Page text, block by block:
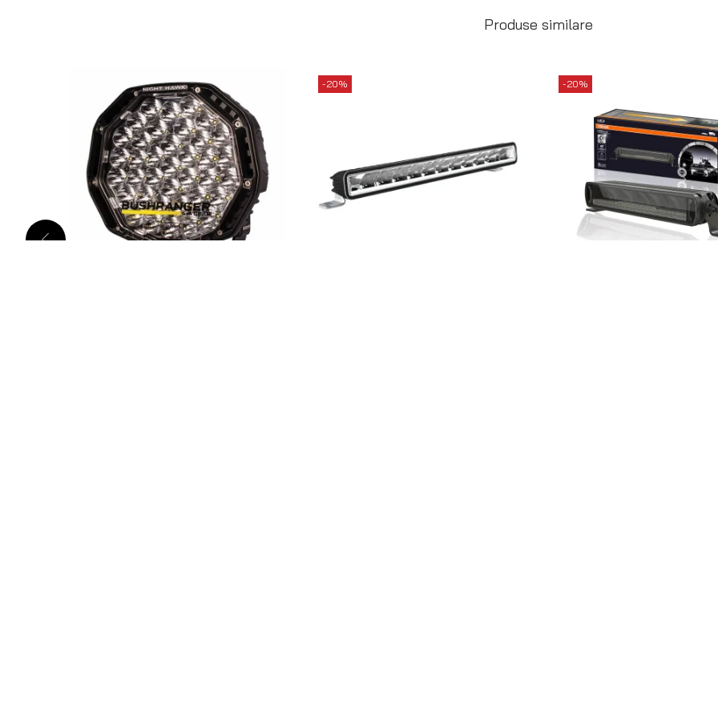
Produse similare
-20% -20%